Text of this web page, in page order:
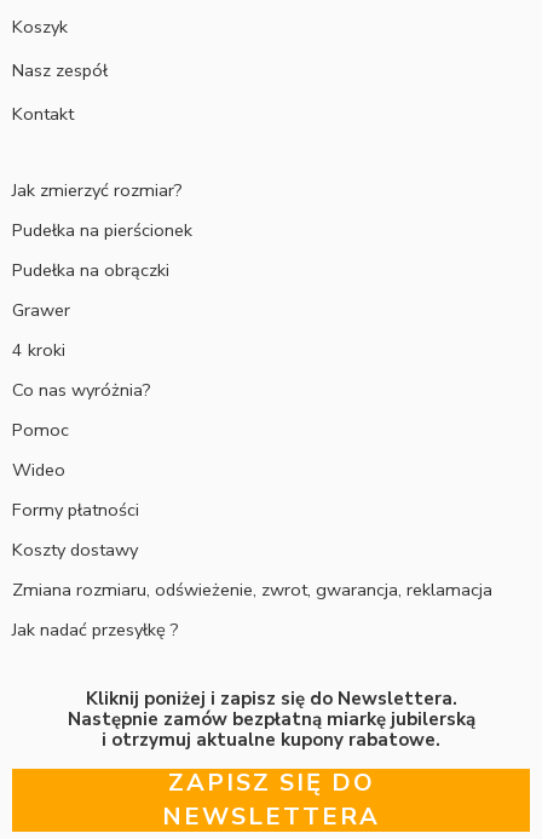
Koszyk
Nasz zespół
Kontakt
Jak zmierzyć rozmiar?
Pudełka na pierścionek
Pudełka na obrączki
Grawer
4 kroki
Co nas wyróżnia?
Pomoc
Wideo
Formy płatności
Koszty dostawy
Zmiana rozmiaru, odświeżenie, zwrot, gwarancja, reklamacja
Jak nadać przesyłkę ?
Kliknij poniżej i zapisz się do Newslettera.
Następnie zamów bezpłatną miarkę jubilerską
i otrzymuj aktualne kupony rabatowe.
ZAPISZ SIĘ DO
NEWSLETTERA